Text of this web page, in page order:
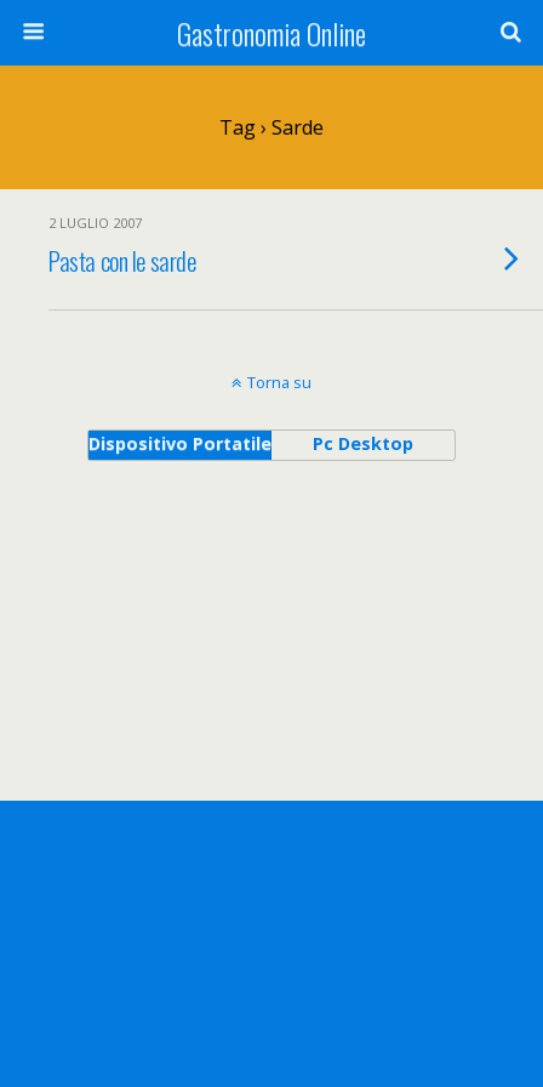
Gastronomia Online
Tag › Sarde
2 LUGLIO 2007
Pasta con le sarde
Torna su
Dispositivo Portatile Pc Desktop